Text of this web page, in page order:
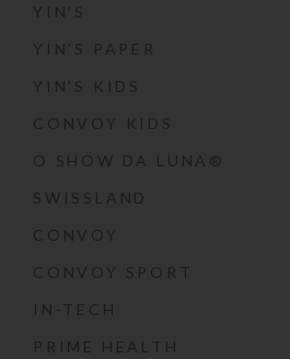
YIN’S
YIN’S PAPER
YIN’S KIDS
CONVOY KIDS
O SHOW DA LUNA®
SWISSLAND
CONVOY
CONVOY SPORT
IN-TECH
PRIME HEALTH